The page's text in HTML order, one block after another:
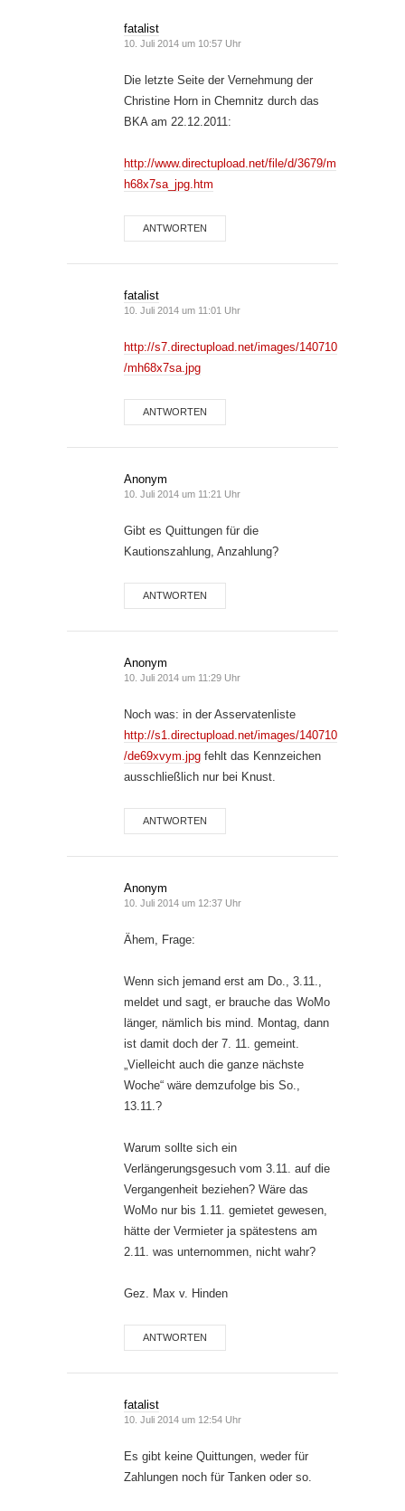
fatalist
10. Juli 2014 um 10:57 Uhr
Die letzte Seite der Vernehmung der
Christine Horn in Chemnitz durch das
BKA am 22.12.2011:
http://www.directupload.net/file/d/3679/m
h68x7sa_jpg.htm
ANTWORTEN
fatalist
10. Juli 2014 um 11:01 Uhr
http://s7.directupload.net/images/140710
/mh68x7sa.jpg
ANTWORTEN
Anonym
10. Juli 2014 um 11:21 Uhr
Gibt es Quittungen für die
Kautionszahlung, Anzahlung?
ANTWORTEN
Anonym
10. Juli 2014 um 11:29 Uhr
Noch was: in der Asservatenliste
http://s1.directupload.net/images/140710
/de69xvym.jpg fehlt das Kennzeichen
ausschließlich nur bei Knust.
ANTWORTEN
Anonym
10. Juli 2014 um 12:37 Uhr
Ähem, Frage:
Wenn sich jemand erst am Do., 3.11.,
meldet und sagt, er brauche das WoMo
länger, nämlich bis mind. Montag, dann
ist damit doch der 7. 11. gemeint.
„Vielleicht auch die ganze nächste
Woche“ wäre demzufolge bis So.,
13.11.?
Warum sollte sich ein
Verlängerungsgesuch vom 3.11. auf die
Vergangenheit beziehen? Wäre das
WoMo nur bis 1.11. gemietet gewesen,
hätte der Vermieter ja spätestens am
2.11. was unternommen, nicht wahr?
Gez. Max v. Hinden
ANTWORTEN
fatalist
10. Juli 2014 um 12:54 Uhr
Es gibt keine Quittungen, weder für
Zahlungen noch für Tanken oder so.